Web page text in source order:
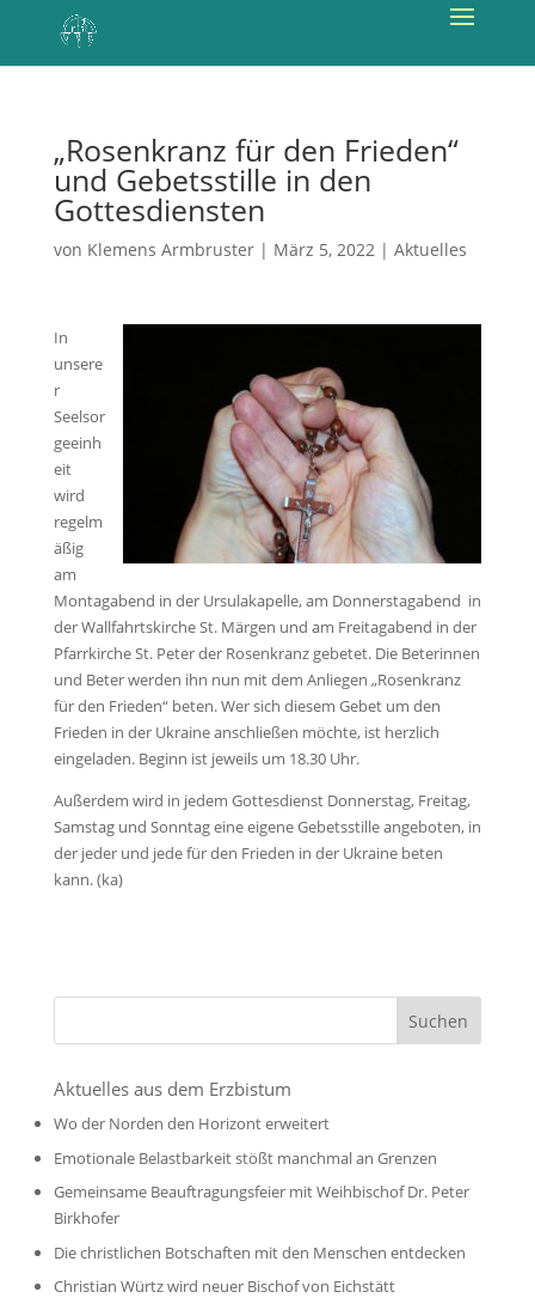
„Rosenkranz für den Frieden“
und Gebetsstille in den
Gottesdiensten
von Klemens Armbruster| März 5, 2022| Aktuelles
In
unsere
r
Seelsor
geeinh
eit
wird
regelm
äßig
am
Montagabend in der Ursulakapelle, am Donnerstagabend in
der Wallfahrtskirche St. Märgen und am Freitagabend in der
Pfarrkirche St. Peter der Rosenkranz gebetet. Die Beterinnen
und Beter werden ihn nun mit dem Anliegen „Rosenkranz
für den Frieden“ beten. Wer sich diesem Gebet um den
Frieden in der Ukraine anschließen möchte, ist herzlich
eingeladen. Beginn ist jeweils um 18.30 Uhr.
Außerdem wird in jedem Gottesdienst Donnerstag, Freitag,
Samstag und Sonntag eine eigene Gebetsstille angeboten, in
der jeder und jede für den Frieden in der Ukraine beten
kann. (ka)
Aktuelles aus dem Erzbistum
Wo der Norden den Horizont erweitert
Emotionale Belastbarkeit stößt manchmal an Grenzen
Gemeinsame Beauftragungsfeier mit Weihbischof Dr. Peter
Birkhofer
Die christlichen Botschaften mit den Menschen entdecken
Christian Würtz wird neuer Bischof von Eichstätt